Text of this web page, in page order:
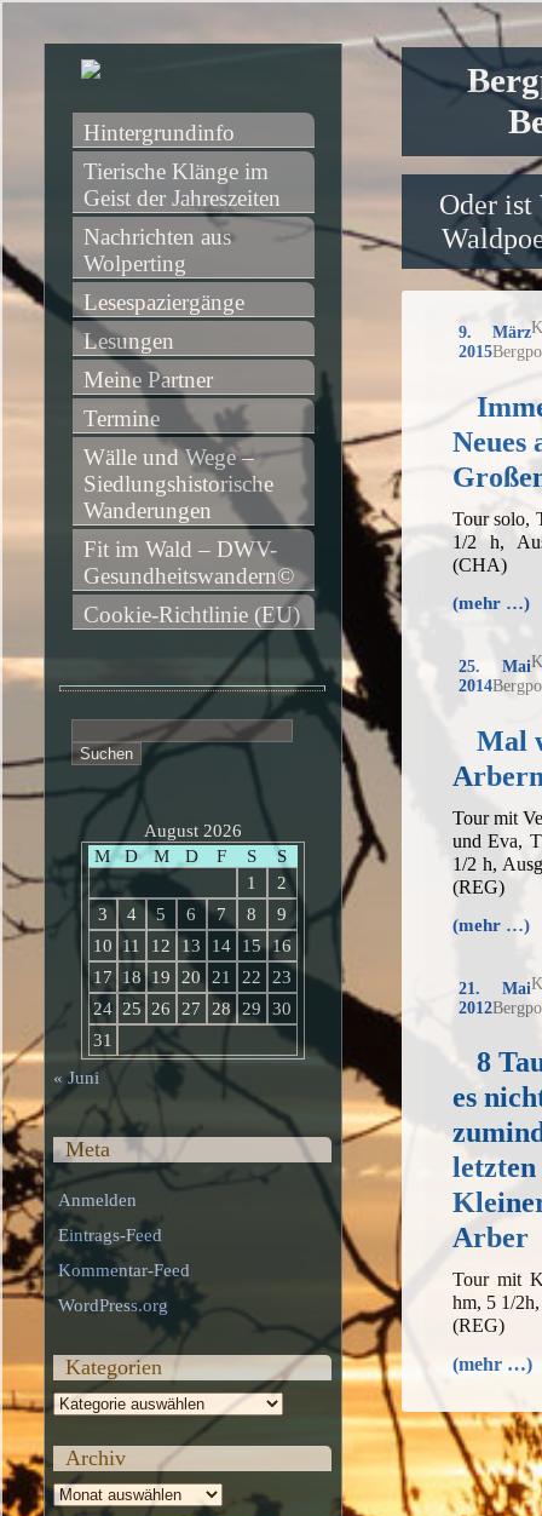
Oder ist
9. März
2015
Neues
Tour solo,
1/2 h,
(CHA)
(mehr …)
25. Mai
2014
Mal
Tour mit
und Eva,
1/2 h,
(REG)
(mehr …)
21. Mai
2012
8
es
letzten
Arber
Tour mit
hm, 5 1/
(REG)
(mehr …)
Hintergrundinfo
Tierische Klänge im
Geist der Jahreszeiten
Nachrichten aus
Wolperting
Lesespaziergänge
Lesungen
Meine Partner
Termine
Wälle und Wege –
Siedlungshistorische
Wanderungen
Fit im Wald – DWV-
Gesundheitswandern©
Cookie-Richtlinie (EU)
nach:
August 2026
M
D M D F S
S
1
2
3
4 5 6 7 8
9
10
11 12 13 14 15 16
17
18 19 20 21 22
23
24 25 26 27 28 29
30
31
« Juni
Meta
Anmelden
Eintrags-Feed
Kommentar-Feed
WordPress.org
Kategorien
Kategorien
Archiv
Archiv